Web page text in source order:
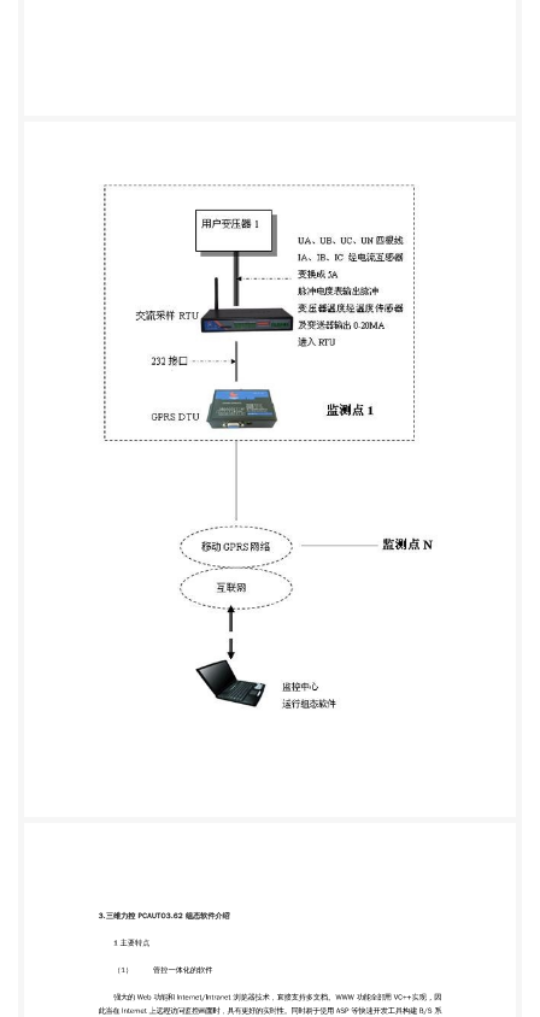
数、谐波、脉冲表的电度、变压器的温度等，通过变
压器的工作 状况，可以进行配电网络的优化运行，当
发生故障时，进行报警，及时进行故障排除，减少停
电时间， 减少经济 损失和降低对用户造成的不便，
提高供电的质量。 2.系统构架 3.三维力控
PCAUTO3.62 组态软件介绍 1 主要特点 （1） 管控一
体化的软件 强大的 Web 功能和 Internet/Intranet 浏
时，具有更好的实时性。同时易于使用 ASP 等快速开
发工具构建 B/S 系 统结构，并可以直接访问单窗口。
国内领先的网络体系构架，支持 B/S 和 C/S 访问方
式，支持多层次网络冗余及故障切换。提供多重冗 余
结构，支持 IO 设备冗余、网络冗余、数据库冗余
等； 在基于 PC 控制的“软 PLC”套件得到大量应用的
重新设计的 HMI 开发系统,更多的组件和控件来方便
您构成强大的系统；丰富的函数和设备驱动程序使您
集成更容易； 增强的过渡色与渐进色功能，从根本上